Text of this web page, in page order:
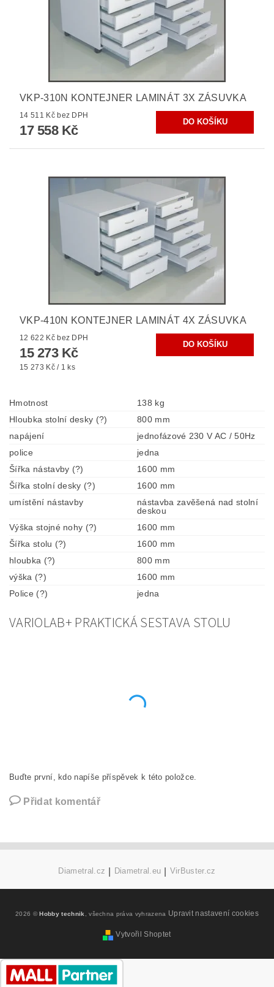
VKP-310N KONTEJNER LAMINÁT 3X ZÁSUVKA
14 511 Kč bez DPH
17 558 Kč
VKP-410N KONTEJNER LAMINÁT 4X ZÁSUVKA
12 622 Kč bez DPH
15 273 Kč
15 273 Kč / 1 ks
Hmotnost
138 kg
Hloubka stolní desky (?)
800 mm
napájení
jednofázové 230 V AC / 50Hz
police
jedna
Šířka nástavby (?)
1600 mm
Šířka stolní desky (?)
1600 mm
umístění nástavby
nástavba zavěšená nad stolní
deskou
Výška stojné nohy (?)
1600 mm
Šířka stolu (?)
1600 mm
hloubka (?)
800 mm
výška (?)
1600 mm
Police (?)
jedna
VARIOLAB+ PRAKTICKÁ SESTAVA STOLU
Buďte první, kdo napíše příspěvek k této položce.
Přidat komentář
Diametral.cz Diametral.eu VirBuster.cz
2026 ©Hobby technik , všechna práva vyhrazena Upravit nastavení cookies
Vytvořil Shoptet